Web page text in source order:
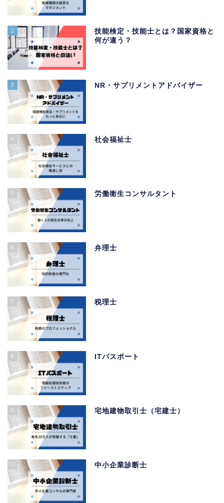
2
技能検定・技能士とは？国家資格と
何が違う？
3 NR・サプリメントアドバイザー
4 社会福祉士
5 労働衛生コンサルタント
6 弁理士
7 税理士
8 ITパスポート
9 宅地建物取引士（宅建士）
10 中小企業診断士